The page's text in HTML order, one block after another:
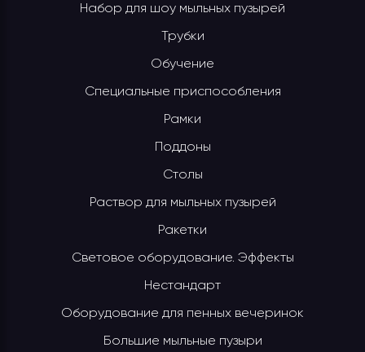
Набор для шоу мыльных пузырей
Трубки
Обучение
Специальные приспособления
Рамки
Поддоны
Столы
Раствор для мыльных пузырей
Ракетки
Световое оборудование. Эффекты
Нестандарт
Оборудование для пенных вечеринок
Большие мыльные пузыри